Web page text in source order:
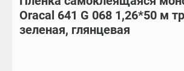
Orafol
Рулонные материалы
Oracal 641 G 068 1,26*50 м
зеленая, глянцевая